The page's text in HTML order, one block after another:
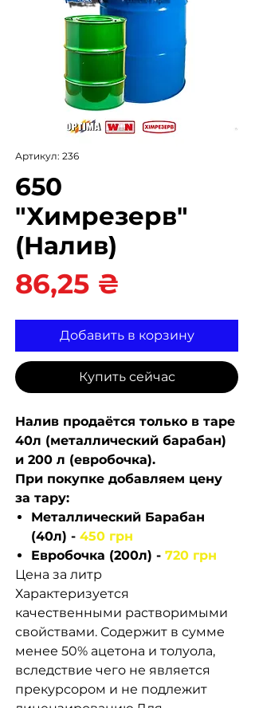
Артикул: 236
650
"Химрезерв"
(Налив)
86,25 ₴
Добавить в корзину
Купить сейчас
Налив продаётся только в таре
40л (металлический барабан)
и 200 л (евробочка).
При покупке добавляем цену
за тару:
Металлический Барабан
(40л) - 450 грн
Евробочка (200л) - 720 грн
Цена за литр
Характеризуется
качественными растворимыми
свойствами. Содержит в сумме
менее 50% ацетона и толуола,
вследствие чего не является
прекурсором и не подлежит